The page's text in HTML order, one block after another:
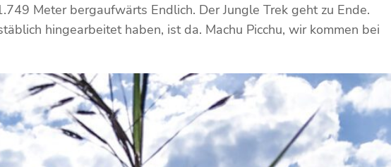
Meter bergaufwärts Endlich. Der Jungle Trek geht zu Ende.
hingearbeitet haben, ist da. Machu Picchu, wir kommen bei